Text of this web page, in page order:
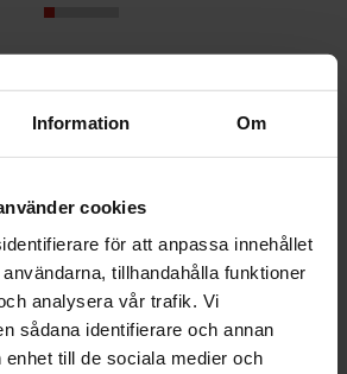
Information Om
cookies
för att anpassa innehållet
tillhandahålla funktioner
analysera vår trafik. Vi
sådana identifierare och annan
enhet till de sociala medier och
en vd med en
Kan en app som förvandlar
vd-språk – utan
men gärna stavfel – vara
vill nå fram till